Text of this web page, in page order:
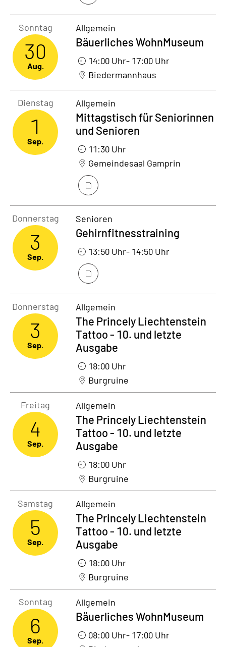
Sonntag
30
Aug.
Bäuerliches WohnMuseum
Allgemein
14:00 Uhr- 17:00 Uhr
Biedermannhaus
Dienstag
1
Sep.
Mittagstisch für Seniorinnen
und Senioren
Allgemein
11:30 Uhr
Gemeindesaal Gamprin
Donnerstag
3
Sep.
Gehirnfitnesstraining
Senioren
13:50 Uhr- 14:50 Uhr
Donnerstag
3
Sep.
The Princely Liechtenstein
Tattoo - 10. und letzte
Ausgabe
Allgemein
18:00 Uhr
Burgruine
Freitag
4
Sep.
The Princely Liechtenstein
Tattoo - 10. und letzte
Ausgabe
Allgemein
18:00 Uhr
Burgruine
Samstag
5
Sep.
The Princely Liechtenstein
Tattoo - 10. und letzte
Ausgabe
Allgemein
18:00 Uhr
Burgruine
Sonntag
6
Sep.
Bäuerliches WohnMuseum
Allgemein
08:00 Uhr- 17:00 Uhr